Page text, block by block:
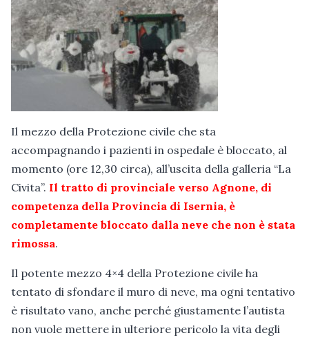
Il mezzo della Protezione civile che sta
accompagnando i pazienti in ospedale è bloccato, al
momento (ore 12,30 circa), all’uscita della galleria “La
Civita”. Il tratto di provinciale verso Agnone, di
competenza della Provincia di Isernia, è
completamente bloccato dalla neve che non è stata
rimossa.
Il potente mezzo 4×4 della Protezione civile ha
tentato di sfondare il muro di neve, ma ogni tentativo
è risultato vano, anche perché giustamente l’autista
non vuole mettere in ulteriore pericolo la vita degli